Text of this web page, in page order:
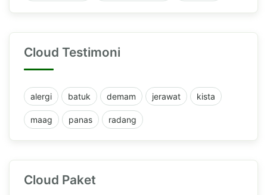
Cloud Testimoni
alergi batuk demam jerawat kista
maag panas radang
Cloud Paket